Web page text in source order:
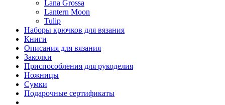
Lana Grossa
Lantern Moon
Tulip
Наборы крючков для вязания
Книги
Описания для вязания
Заколки
Приспособления для рукоделия
Ножницы
Сумки
Подарочные сертификаты